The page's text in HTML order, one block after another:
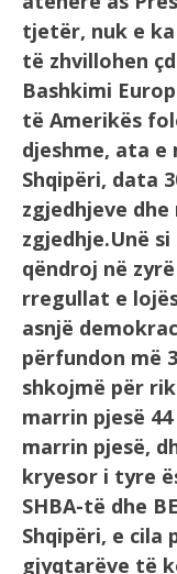
tjetër, nuk e
të zhvillohen
Bashkimi
të Amerikës
djeshme, ata e
Shqipëri, data
zgjedhjeve
zgjedhje.Unë
qëndroj në
rregullat e
asnjë
përfundon më
shkojmë për
marrin pjesë
marrin pjesë,
kryesor i tyre
SHBA-të dhe
Shqipëri, e cila
gjyqtarëve të